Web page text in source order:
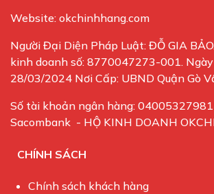
Website: okchinhhang.com
Người Đại Diện Pháp Luật: ĐỖ GIA
kinh doanh số: 8770047273-001.
28/03/2024 Nơi Cấp: UBND Quận Gò
Số tài khoản ngân hàng:
Sacombank - HỘ KINH DOANH
CHÍNH SÁCH
Chính sách khách hàng